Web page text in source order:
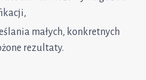
małych, konkretnych
rezultaty.